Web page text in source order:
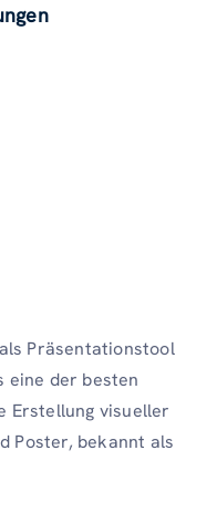
Präsentationstool
eine der besten
Erstellung visueller
Poster, bekannt als